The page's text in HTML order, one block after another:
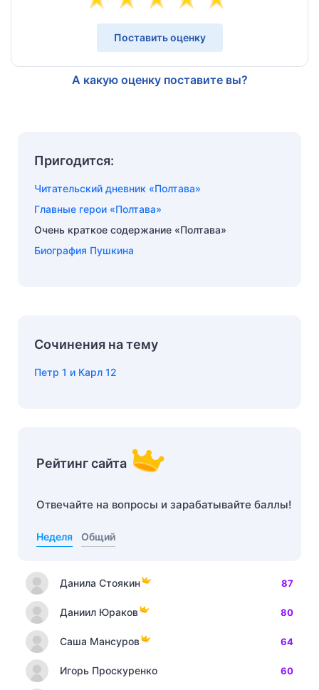
Поставить оценку
А какую оценку поставите вы?
Пригодится:
Читательский дневник «Полтава»
Главные герои «Полтава»
Очень краткое содержание «Полтава»
Биография Пушкина
Сочинения на тему
Петр 1 и Карл 12
Рейтинг сайта
Отвечайте на вопросы и зарабатывайте баллы!
Неделя Общий
Данила Стоякин 87
Даниил Юраков 80
Саша Мансуров 64
Игорь Проскуренко 60